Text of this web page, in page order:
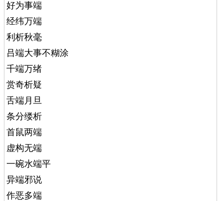
好为事端
经纬万端
利析秋毫
吕端大事不糊涂
千端万绪
赏奇析疑
舌端月旦
条分缕析
首鼠两端
虚构无端
一碗水端平
异端邪说
作恶多端